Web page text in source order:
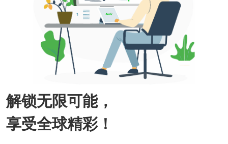
解锁无限可能，
享受全球精彩！